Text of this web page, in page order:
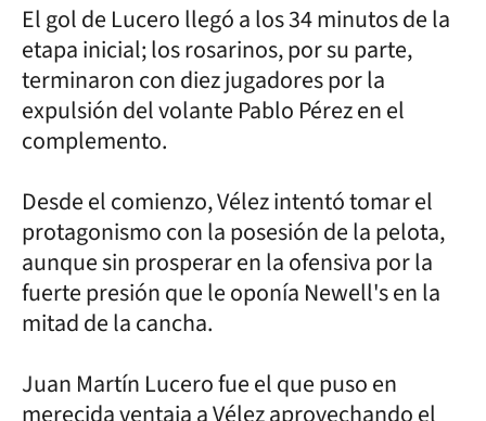
El gol de Lucero llegó a los 34 minutos de la
etapa inicial; los rosarinos, por su parte,
terminaron con diez jugadores por la
expulsión del volante Pablo Pérez en el
complemento.
Desde el comienzo, Vélez intentó tomar el
protagonismo con la posesión de la pelota,
aunque sin prosperar en la ofensiva por la
fuerte presión que le oponía Newell's en la
mitad de la cancha.
Juan Martín Lucero fue el que puso en